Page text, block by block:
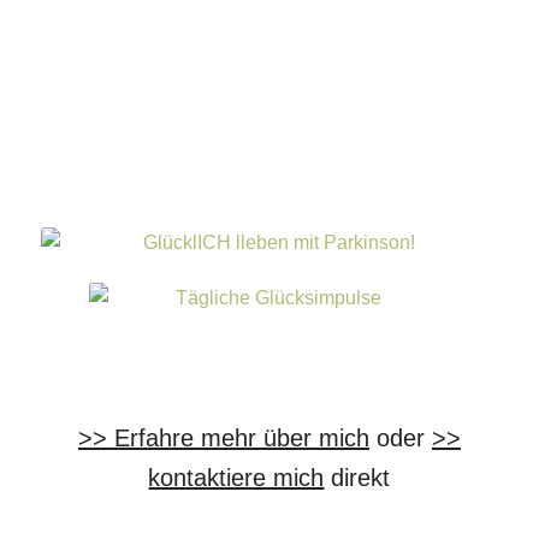
>> Erfahre mehr über mich oder >>
kontaktiere mich direkt